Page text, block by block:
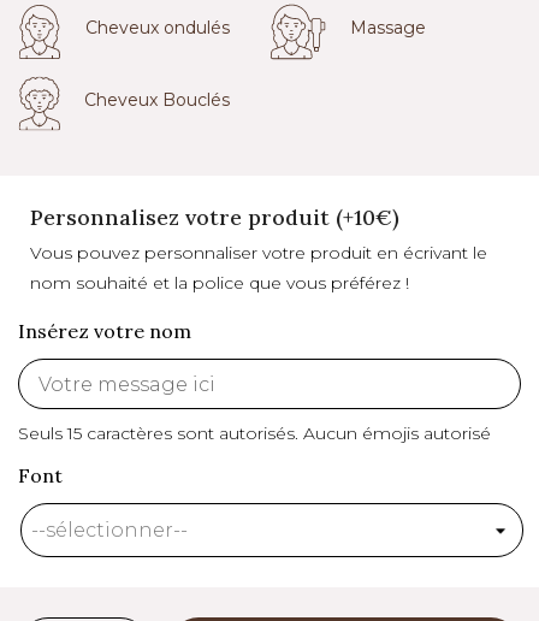
Cheveux ondulés
Cheveux Bouclés
Massage
Personnalisez votre produit (+10€)
Vous pouvez personnaliser votre produit en écrivant le
nom souhaité et la police que vous préférez !
Insérez votre nom
Seuls 15 caractères sont autorisés. Aucun émojis autorisé
Font